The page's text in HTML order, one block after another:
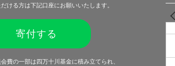
ける方は下記口座にお願いいたします。
寄付する
費の一部は四万十川基金に積み立てられ、